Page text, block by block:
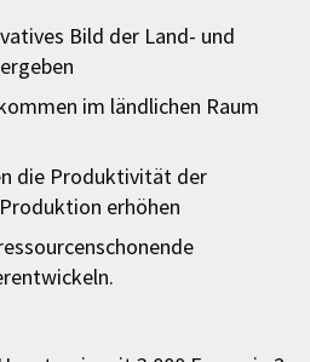
Bild der Land- und
im ländlichen Raum
die Produktivität der
erhöhen